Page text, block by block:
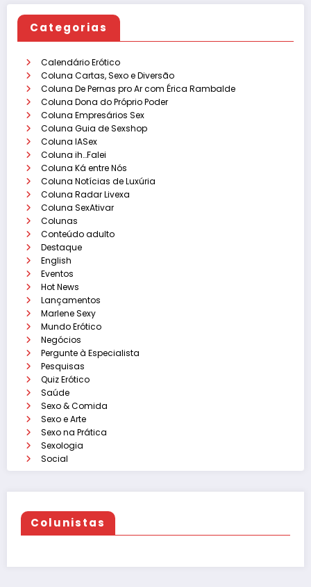
Categorias
Calendário Erótico
Coluna Cartas, Sexo e Diversão
Coluna De Pernas pro Ar com Érica Rambalde
Coluna Dona do Próprio Poder
Coluna Empresários Sex
Coluna Guia de Sexshop
Coluna IASex
Coluna ih…Falei
Coluna Ká entre Nós
Coluna Notícias de Luxúria
Coluna Radar Livexa
Coluna SexAtivar
Colunas
Conteúdo adulto
Destaque
English
Eventos
Hot News
Lançamentos
Marlene Sexy
Mundo Erótico
Negócios
Pergunte à Especialista
Pesquisas
Quiz Erótico
Saúde
Sexo & Comida
Sexo e Arte
Sexo na Prática
Sexologia
Social
Colunistas